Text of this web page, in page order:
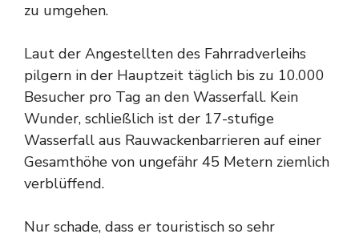
zu umgehen.
Laut der Angestellten des Fahrradverleihs
pilgern in der Hauptzeit täglich bis zu 10.000
Besucher pro Tag an den Wasserfall. Kein
Wunder, schließlich ist der 17-stufige
Wasserfall aus Rauwackenbarrieren auf einer
Gesamthöhe von ungefähr 45 Metern ziemlich
verblüffend.
Nur schade, dass er touristisch so sehr